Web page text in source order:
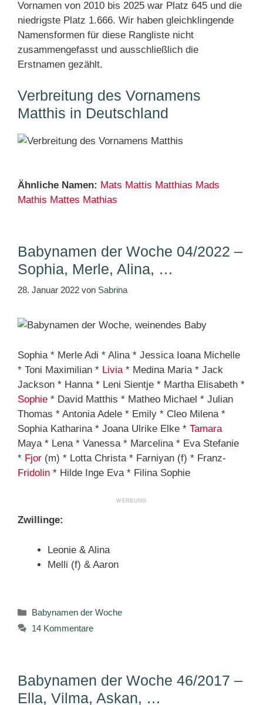
Vornamen von 2010 bis 2025 war Platz 645 und die
niedrigste Platz 1.666. Wir haben gleichklingende
Namensformen für diese Rangliste nicht
zusammengefasst und ausschließlich die
Erstnamen gezählt.
Verbreitung des Vornamens
Matthis in Deutschland
Ähnliche Namen: Mats Mattis Matthias Mads
Mathis Mattes Mathias
Babynamen der Woche 04/2022 –
Sophia, Merle, Alina, …
28. Januar 2022 von Sabrina
Sophia * Merle Adi * Alina * Jessica Ioana Michelle
* Toni Maximilian * Livia * Medina Maria * Jack
Jackson * Hanna * Leni Sientje * Martha Elisabeth *
Sophie * David Matthis * Matheo Michael * Julian
Thomas * Antonia Adele * Emily * Cleo Milena *
Sophia Katharina * Joana Ulrike Elke * Tamara
Maya * Lena * Vanessa * Marcelina * Eva Stefanie
* Fjor (m) * Lotta Christa * Farniyan (f) * Franz-
Fridolin * Hilde Inge Eva * Filina Sophie
Zwillinge:
Leonie & Alina
Melli (f) & Aaron
Kategorien
Babynamen der Woche
14 Kommentare
Babynamen der Woche 46/2017 –
Ella, Vilma, Askan, …